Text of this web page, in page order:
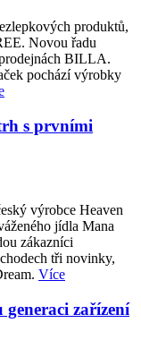
produktů,
Novou řadu
BILLA.
pochází výrobky
s prvními
výrobce Heaven
jídla Mana
zákazníci
tři novinky,
Více
zařízení